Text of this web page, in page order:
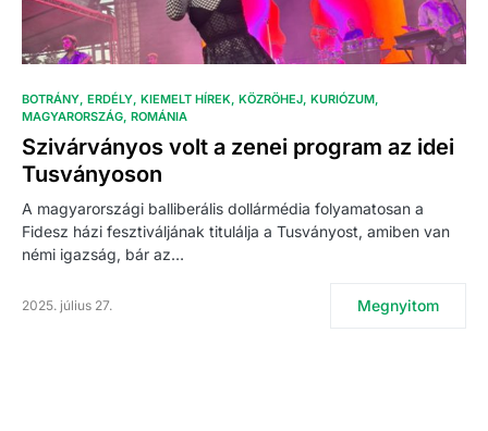
BOTRÁNY ERDÉLY KIEMELT HÍREK KÖZRÖHEJ KURIÓZUM
MAGYARORSZÁG ROMÁNIA
Szivárványos volt a zenei program az idei
Tusványoson
A magyarországi balliberális dollármédia folyamatosan a
Fidesz házi fesztiváljának titulálja a Tusványost, amiben van
némi igazság, bár az…
2025. július 27. Megnyitom